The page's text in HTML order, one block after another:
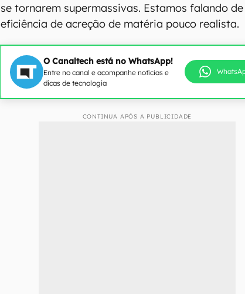
se tornarem supermassivas. Estamos falando
eficiência de acreção de matéria pouco realista.
O Canaltech está no WhatsApp!
Entre no canal e acompanhe notícias e
dicas de tecnologia
CONTINUA APÓS A PUBLICIDADE